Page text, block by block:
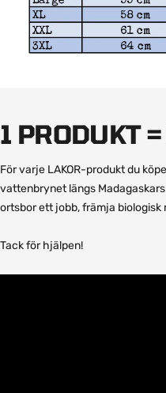
1 PRODUKT
För varje LAKOR-produkt du
vattenbrynet längs
ortsbor ett jobb, främja
Tack för hjälpen!